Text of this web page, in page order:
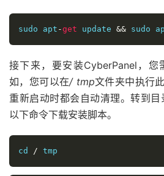
sudo apt -get update && sudo
接下来，要安装Cyber​​Panel，您
如，您可以在/ tmp文件夹中执行
重新启动时都会自动清理。转到
以下命令下载安装脚本。
cd / tmp